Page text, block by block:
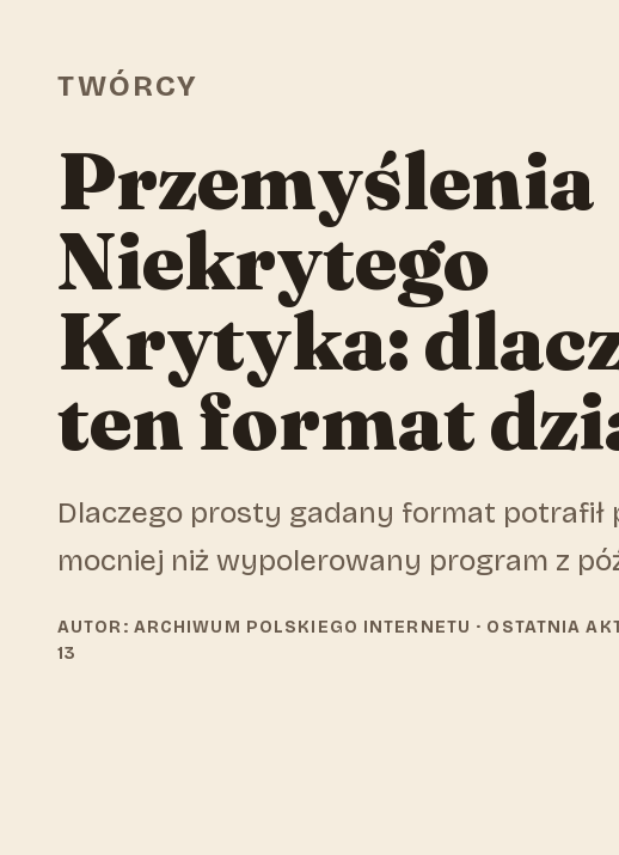
TWÓRCY
Przemyślenia
Niekrytego
Krytyka:
ten format
Dlaczego prosty gadany format potrafił
mocniej niż wypolerowany program z
AUTOR: ARCHIWUM POLSKIEGO INTERNETU · OSTATNIA
13